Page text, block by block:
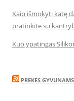
Kaip išmokyti katę
pratinkite su
Kuo ypatingas
PREKES